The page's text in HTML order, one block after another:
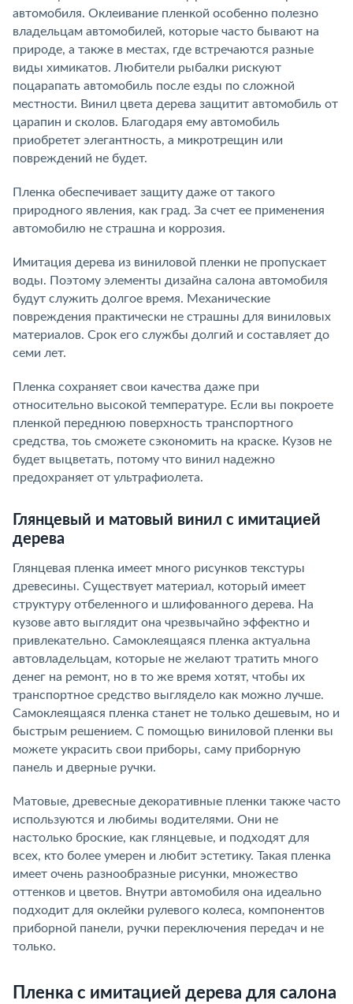
автомобиля. Оклеивание пленкой особенно полезно
владельцам автомобилей, которые часто бывают на
природе, а также в местах, где встречаются разные
виды химикатов. Любители рыбалки рискуют
поцарапать автомобиль после езды по сложной
местности. Винил цвета дерева защитит автомобиль от
царапин и сколов. Благодаря ему автомобиль
приобретет элегантность, а микротрещин или
повреждений не будет.
Пленка обеспечивает защиту даже от такого
природного явления, как град. За счет ее применения
автомобилю не страшна и коррозия.
Имитация дерева из виниловой пленки не пропускает
воды. Поэтому элементы дизайна салона автомобиля
будут служить долгое время. Механические
повреждения практически не страшны для виниловых
материалов. Срок его службы долгий и составляет до
семи лет.
Пленка сохраняет свои качества даже при
относительно высокой температуре. Если вы покроете
пленкой переднюю поверхность транспортного
средства, тоь сможете сэкономить на краске. Кузов не
будет выцветать, потому что винил надежно
предохраняет от ультрафиолета.
Глянцевый и матовый винил с имитацией
дерева
Глянцевая пленка имеет много рисунков текстуры
древесины. Существует материал, который имеет
структуру отбеленного и шлифованного дерева. На
кузове авто выглядит она чрезвычайно эффектно и
привлекательно. Самоклеящаяся пленка актуальна
автовладельцам, которые не желают тратить много
денег на ремонт, но в то же время хотят, чтобы их
транспортное средство выглядело как можно лучше.
Самоклеящаяся пленка станет не только дешевым, но и
быстрым решением. С помощью виниловой пленки вы
можете украсить свои приборы, саму приборную
панель и дверные ручки.
Матовые, древесные декоративные пленки также часто
используются и любимы водителями. Они не
настолько броские, как глянцевые, и подходят для
всех, кто более умерен и любит эстетику. Такая пленка
имеет очень разнообразные рисунки, множество
оттенков и цветов. Внутри автомобиля она идеально
подходит для оклейки рулевого колеса, компонентов
приборной панели, ручки переключения передач и не
только.
Пленка с имитацией дерева для салона